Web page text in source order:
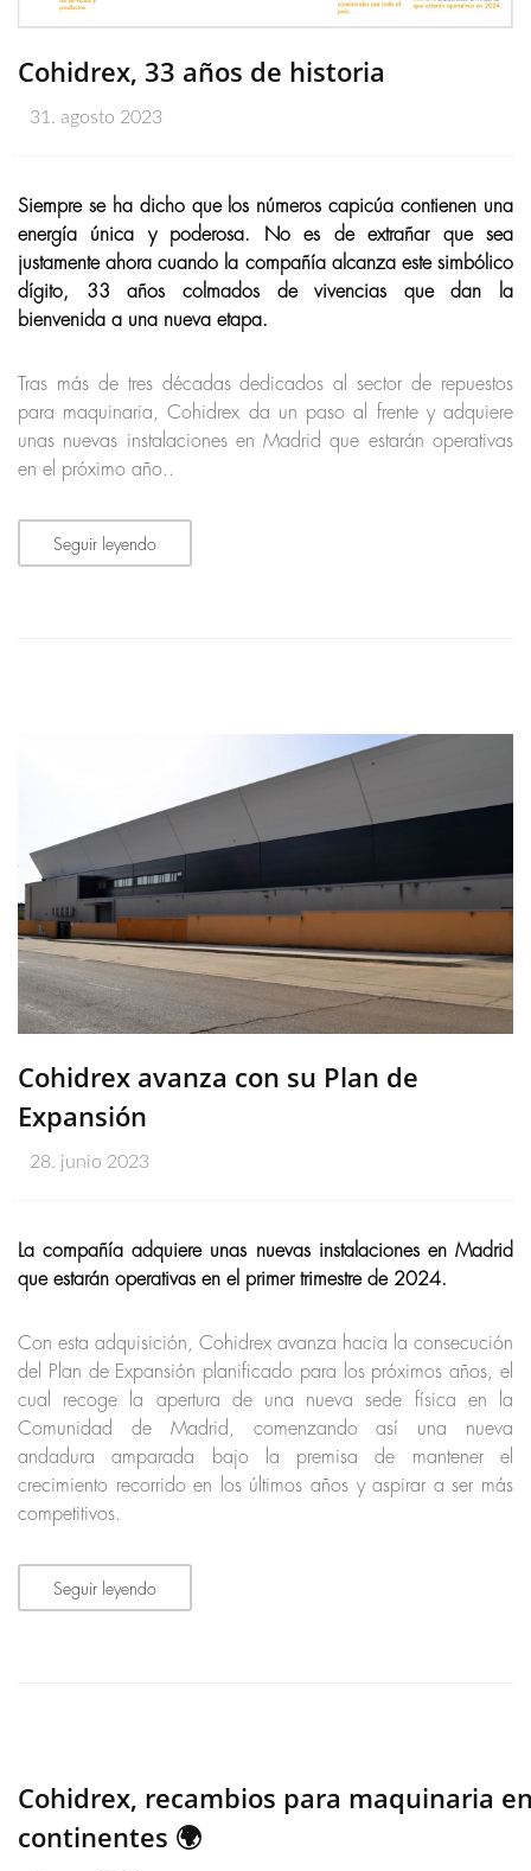
Cohidrex, 33 años de historia
31. agosto 2023
Siempre se ha dicho que los números capicúa contienen una
energía única y poderosa. No es de extrañar que sea
justamente ahora cuando la compañía alcanza este simbólico
dígito, 33 años colmados de vivencias que dan la
bienvenida a una nueva etapa.
Tras más de tres décadas dedicados al sector de repuestos
para maquinaria, Cohidrex da un paso al frente y adquiere
unas nuevas instalaciones en Madrid que estarán operativas
en el próximo año..
Seguir leyendo
Cohidrex avanza con su Plan de
Expansión
28. junio 2023
La compañía adquiere unas nuevas instalaciones en Madrid
que estarán operativas en el primer trimestre de 2024.
Con esta adquisición, Cohidrex avanza hacia la consecución
del Plan de Expansión planificado para los próximos años, el
cual recoge la apertura de una nueva sede física en la
Comunidad de Madrid, comenzando así una nueva
andadura amparada bajo la premisa de mantener el
crecimiento recorrido en los últimos años y aspirar a ser más
competitivos.
Seguir leyendo
Cohidrex, recambios para maquinaria
continentes 🌍